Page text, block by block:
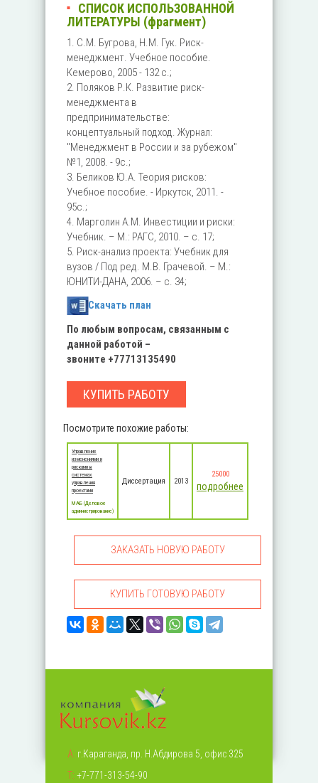
СПИСОК ИСПОЛЬЗОВАННОЙ
ЛИТЕРАТУРЫ (фрагмент)
1. С.М. Бугрова, Н.М. Гук. Риск-
менеджмент. Учебное пособие.
Кемерово, 2005 - 132 с.;
2. Поляков Р.К. Развитие риск-
менеджмента в
предпринимательстве:
концептуальный подход. Журнал:
"Менеджмент в России и за рубежом"
№1, 2008. - 9с.;
3. Беликов Ю.А. Теория рисков:
Учебное пособие. - Иркутск, 2011. -
95с.;
4. Марголин А.М. Инвестиции и риски:
Учебник. – М.: РАГС, 2010. – с. 17;
5. Риск-анализ проекта: Учебник для
вузов / Под ред. М.В. Грачевой. – М.:
ЮНИТИ-ДАНА, 2006. – с. 34;
Скачать план
По любым вопросам, связанным с
данной работой –
звоните +77713135490
КУПИТЬ РАБОТУ
Посмотрите похожие работы:
Управление
изменениями и
рисками в
системах
управления
проектами
MАБ (Деловое
администрирование)
Диссертация 2013
25000
подробнее
ЗАКАЗАТЬ НОВУЮ РАБОТУ
КУПИТЬ ГОТОВУЮ РАБОТУ
А: г.Караганда, пр. Н.Абдирова 5, офис 325
Т: +7-771-313-54-90